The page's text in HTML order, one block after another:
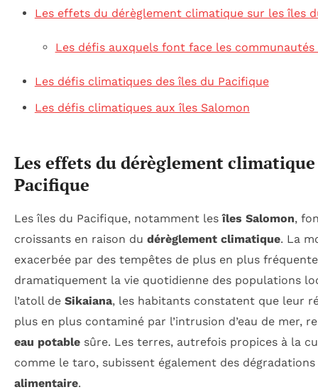
Les effets du dérèglement climatique sur les îles
Les défis auxquels font face les communautés
Les défis climatiques des îles du Pacifique
Les défis climatiques aux îles Salomon
Les effets du dérèglement
Pacifique
Les îles du Pacifique, notamment lesîles Salomon,
croissants en raison du dérèglement climatique. La
exacerbée par des tempêtes de plus en plus
dramatiquement la vie quotidienne des populations
l’atoll de Sikaiana, les habitants constatent que leur
plus en plus contaminé par l’intrusion d’eau de mer,
eau potable sûre. Les terres, autrefois propices à la
comme le taro, subissent également des
alimentaire.